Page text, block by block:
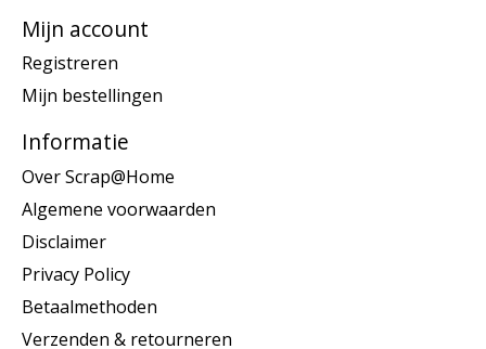
Mijn account
Registreren
Mijn bestellingen
Informatie
Over Scrap@Home
Algemene voorwaarden
Disclaimer
Privacy Policy
Betaalmethoden
Verzenden & retourneren